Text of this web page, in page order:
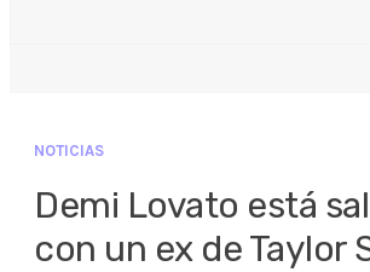
NOTICIAS
Demi Lovato está
con un ex de Taylor